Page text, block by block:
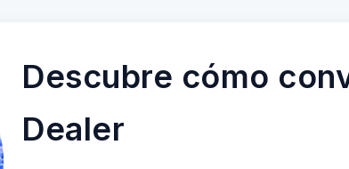
Descubre cómo
Dealer